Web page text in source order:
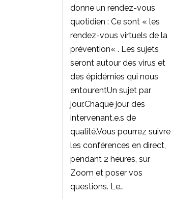
donne un rendez-vous
quotidien : Ce sont « les
rendez-vous virtuels de la
prévention« . Les sujets
seront autour des virus et
des épidémies qui nous
entourentUn sujet par
jour.Chaque jour des
intervenant.e.s de
qualité.Vous pourrez suivre
les conférences en direct,
pendant 2 heures, sur
Zoom et poser vos
questions. Le…